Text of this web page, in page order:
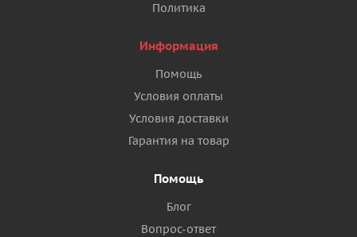
Политика
Информация
Помощь
Условия оплаты
Условия доставки
Гарантия на товар
Помощь
Блог
Вопрос-ответ